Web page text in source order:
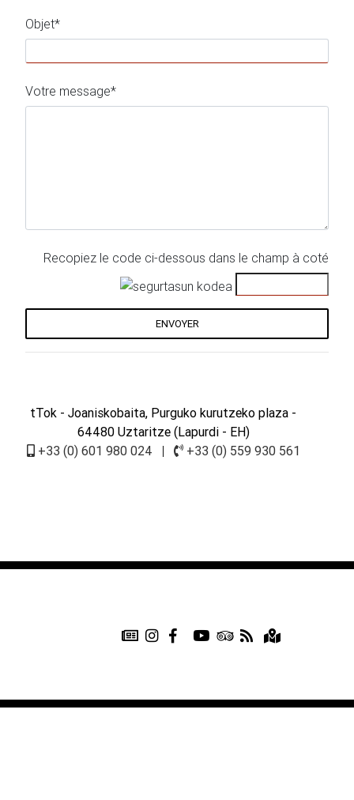
Objet*
Votre message*
Recopiez le code ci-dessous dans le champ à coté
ENVOYER
tTok - Joaniskobaita, Purguko kurutzeko plaza -
64480 Uztaritze (Lapurdi - EH)
+33 (0) 601 980 024
| +33 (0) 559 930 561